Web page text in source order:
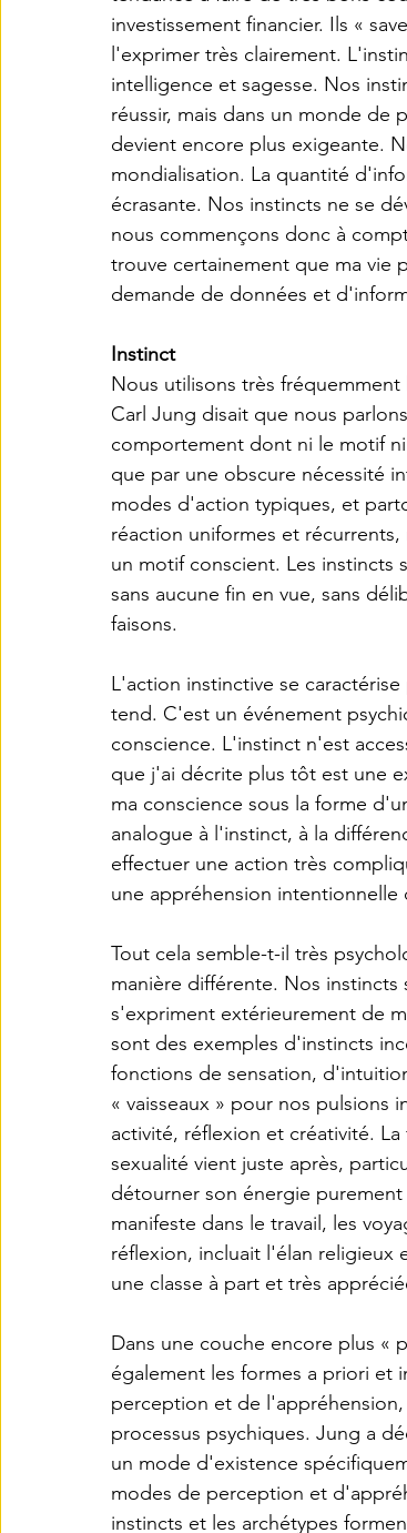
investissement financier. Ils «
l'exprimer très clairement.
intelligence et sagesse. Nos
réussir, mais dans un monde
devient encore plus exigeante.
mondialisation. La quantité
écrasante. Nos instincts ne se
nous commençons donc à
trouve certainement que ma vie
demande de données et
Instinct
Nous utilisons très
Carl Jung disait que nous
comportement dont ni le motif
que par une obscure nécessité
modes d'action typiques, et
réaction uniformes et
un motif conscient. Les instincts
sans aucune fin en vue, sans
faisons.
L'action instinctive se
tend. C'est un événement
conscience. L'instinct n'est
que j'ai décrite plus tôt est une
ma conscience sous la forme
analogue à l'instinct, à la
effectuer une action très
une appréhension
Tout cela semble-t-il très
manière différente. Nos
s'expriment extérieurement de
sont des exemples d'instincts
fonctions de sensation,
« vaisseaux » pour nos
activité, réflexion et créativité.
sexualité vient juste après,
détourner son énergie
manifeste dans le travail, les
réflexion, incluait l'élan religieux
une classe à part et très
Dans une couche encore plus «
également les formes a priori et
perception et de
processus psychiques. Jung a
un mode d'existence
modes de perception et
instincts et les archétypes